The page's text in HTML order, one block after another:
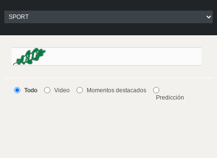
Todo Video
Momentos destacados
Predicción